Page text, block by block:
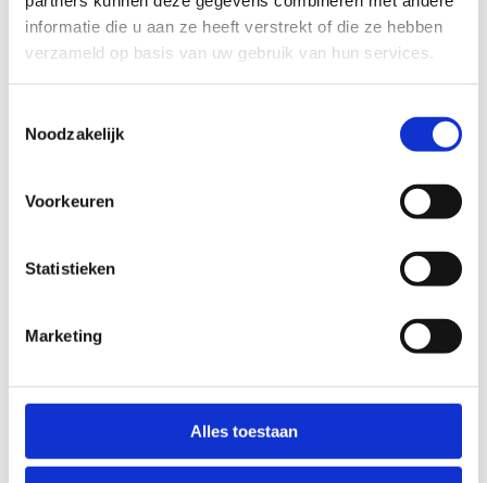
informatie die u aan ze heeft verstrekt of die ze hebben
verzameld op basis van uw gebruik van hun services.
Noodzakelijk
Voorkeuren
Statistieken
Marketing
Alles toestaan
maken.
Initiaties geven op school.
waarmee de leerkracht L.O. aan de slag kan).
Scholen uitnodigen voor initiaties in de eigen
Club kenbaar maken via:
Op sociale media (handige sjablonen vind je in
Op de website vermelden dat je deelneemt aan
welkom zijn om de sport en de club
Een folder, initiaties en demonstraties op
lokale markt, ...